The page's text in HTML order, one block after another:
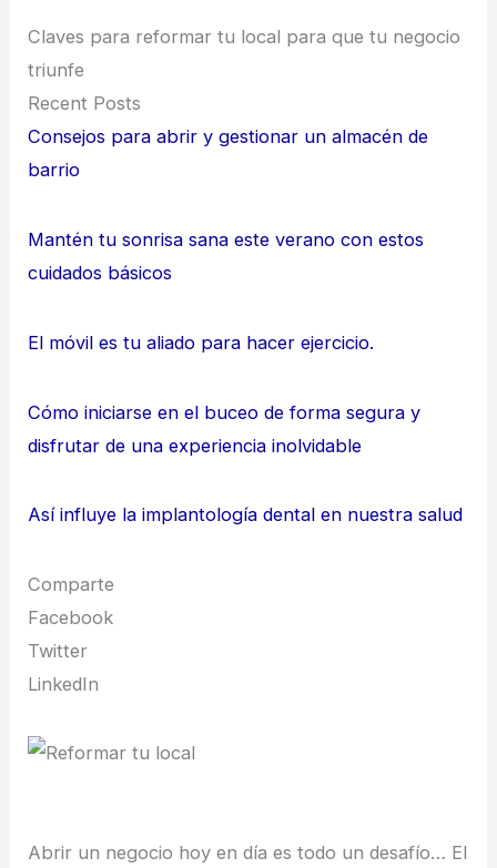
Claves para reformar tu local para que tu negocio
triunfe
Recent Posts
Consejos para abrir y gestionar un almacén de
barrio
Mantén tu sonrisa sana este verano con estos
cuidados básicos
El móvil es tu aliado para hacer ejercicio.
Cómo iniciarse en el buceo de forma segura y
disfrutar de una experiencia inolvidable
Así influye la implantología dental en nuestra salud
Comparte
Facebook
Twitter
LinkedIn
Abrir un negocio hoy en día es todo un desafío… El